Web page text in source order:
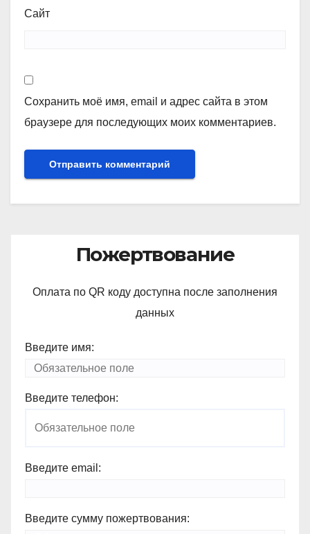
Сайт
Сохранить моё имя, email и адрес сайта в этом
браузере для последующих моих комментариев.
Пожертвование
Оплата по QR коду доступна после заполнения
данных
Введите имя:
Введите телефон:
Введите email:
Введите сумму пожертвования: